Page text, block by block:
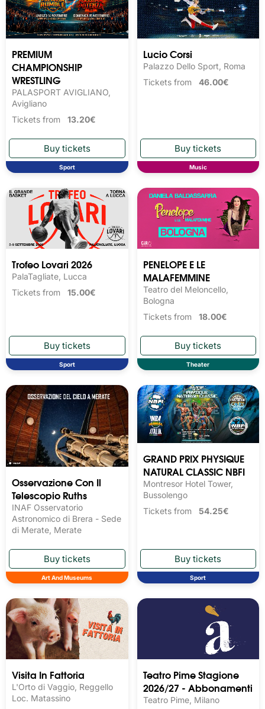
PREMIUM
CHAMPIONSHIP
WRESTLING
PALASPORT AVIGLIANO,
Avigliano
Tickets from 13.20€
Sport
Lucio Corsi
Palazzo Dello Sport, Roma
Tickets from 46.00€
Music
Trofeo Lovari 2026
PalaTagliate, Lucca
Tickets from 15.00€
Sport
PENELOPE E LE
MALAFEMMINE
Teatro del Meloncello,
Bologna
Tickets from 18.00€
Theater
Osservazione Con Il
Telescopio Ruths
INAF Osservatorio
Astronomico di Brera - Sede
di Merate, Merate
Art And Museums
GRAND PRIX PHYSIQUE
NATURAL CLASSIC NBFI
Montresor Hotel Tower,
Bussolengo
Tickets from 54.25€
Sport
Visita In Fattoria
L'Orto di Vaggio, Reggello
Loc. Matassino
Teatro Pime Stagione
2026/27 - Abbonamenti
Teatro Pime, Milano